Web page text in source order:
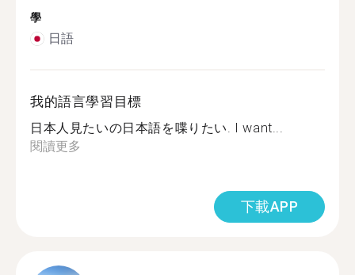
學
日語
我的語言學習目標
日本人見たいの日本語を喋りたい. I want...
閱讀更多
下載APP